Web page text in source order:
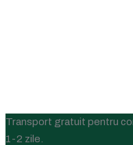
Transport gratuit pentru
1-2 zile.